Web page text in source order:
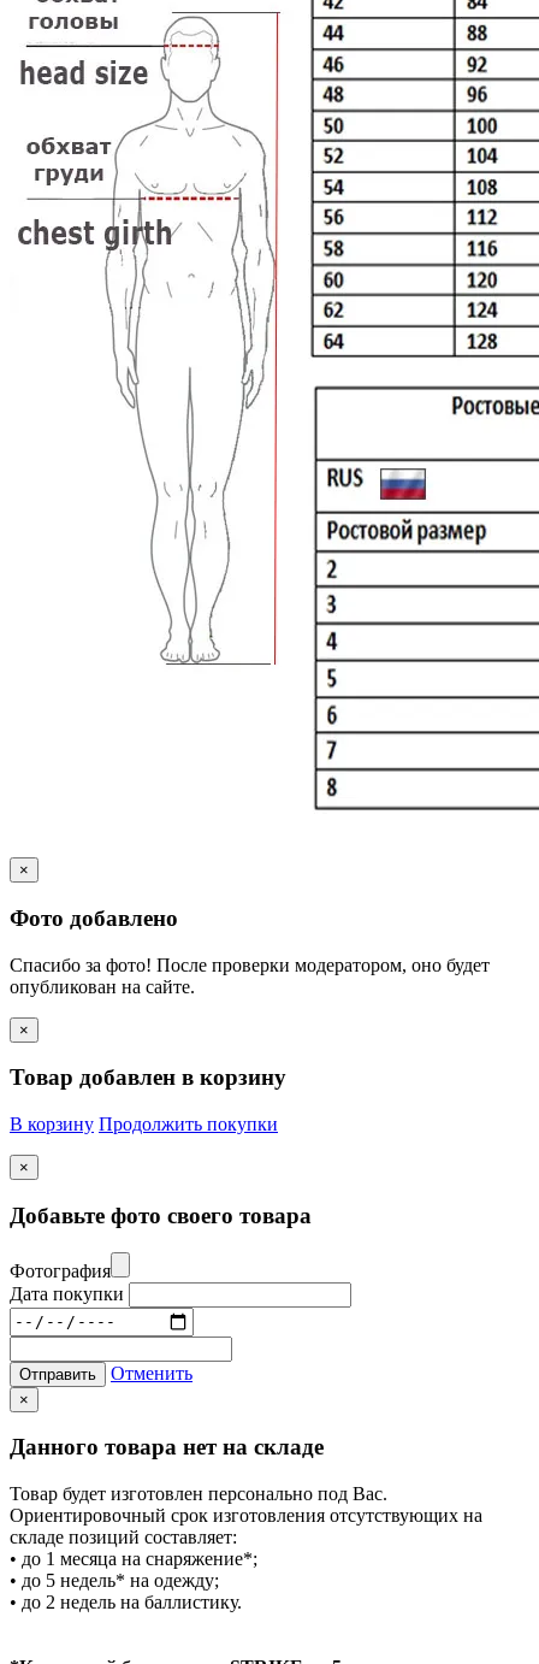
×
Фото добавлено
Спасибо за фото! После проверки модератором, оно будет
опубликован на сайте.
×
Товар добавлен в корзину
В корзину Продолжить покупки
×
Добавьте фото своего товара
Фотография
Дата покупки
Отправить Отменить
×
Данного товара нет на складе
Товар будет изготовлен персонально под Вас.
Ориентировочный срок изготовления отсутствующих на
складе позиций составляет:
• до 1 месяца на снаряжение*;
• до 5 недель* на одежду;
• до 2 недель на баллистику.